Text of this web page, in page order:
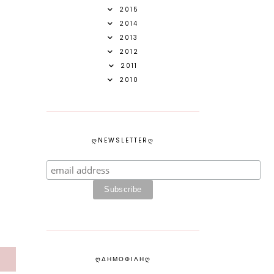
2015
2014
2013
2012
2011
2010
ᲦNEWSLETTERᲦ
ᲦΔΗΜΟΦΙΛΗᲦ